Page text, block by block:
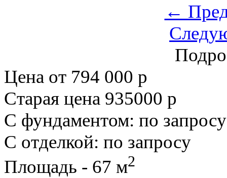
←
Цена от 794 000 р
Старая цена 935000 р
С фундаментом: по запросу
С отделкой: по запросу
Площадь - 67 м2